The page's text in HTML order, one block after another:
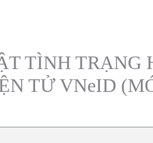
TÌNH TRẠNG
TỬ VNeID